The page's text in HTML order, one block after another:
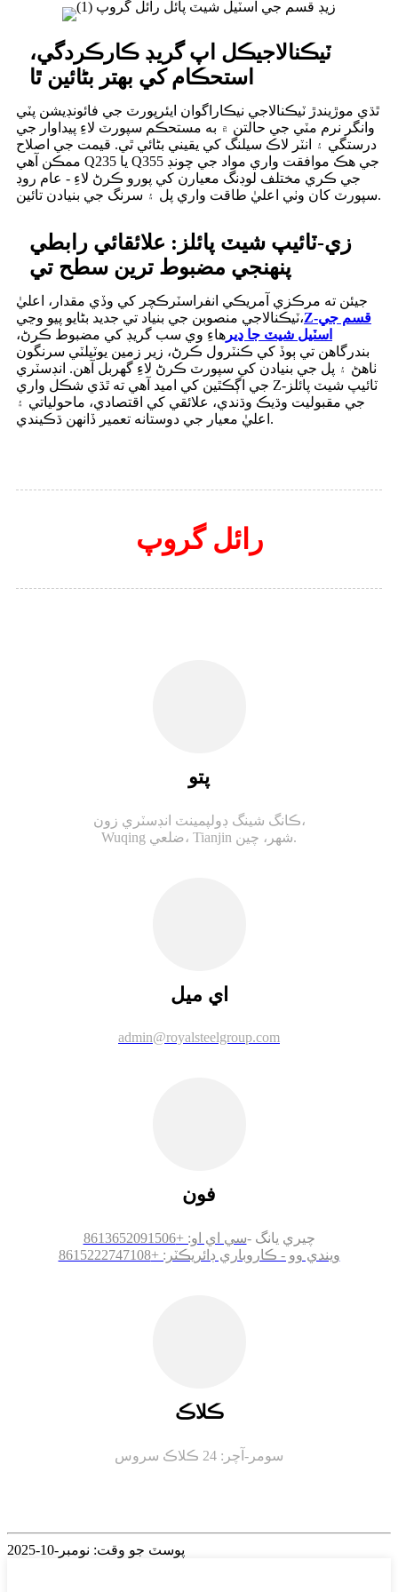
ٽيڪنالاجيڪل اپ گريڊ ڪارڪردگي،
استحڪام کي بهتر بڻائين ٿا
ٿڌي موڙيندڙ ٽيڪنالاجي نيڪاراگوان ايئرپورٽ جي فائونڊيشن پٽي
وانگر نرم مٽي جي حالتن ۾ به مستحڪم سپورٽ لاءِ پيداوار جي
درستگي ۽ انٽر لاڪ سيلنگ کي يقيني بڻائي ٿي. قيمت جي اصلاح
ممڪن آهي Q235 يا Q355 جي هڪ موافقت واري مواد جي چونڊ
جي ڪري مختلف لوڊنگ معيارن کي پورو ڪرڻ لاءِ - عام روڊ
سپورٽ کان وٺي اعليٰ طاقت واري پل ۽ سرنگ جي بنيادن تائين.
زي-ٽائيپ شيٽ پائلز: علائقائي رابطي
پنهنجي مضبوط ترين سطح تي
جيئن ته مرڪزي آمريڪي انفراسٽرڪچر کي وڏي مقدار، اعليٰ
ٽيڪنالاجي منصوبن جي بنياد تي جديد بڻايو پيو وڃي،Z-قسم جي
اسٽيل شيٽ جا ڍير هاءِ وي سب گريڊ کي مضبوط ڪرڻ،
بندرگاهن تي ٻوڏ کي ڪنٽرول ڪرڻ، زير زمين يوٽيلٽي سرنگون
ٺاهڻ ۽ پل جي بنيادن کي سپورٽ ڪرڻ لاءِ گهربل آهن. انڊسٽري
جي اڳڪٿين کي اميد آهي ته ٿڌي شڪل واري Z-ٽائيپ شيٽ پائلز
جي مقبوليت وڌيڪ وڌندي، علائقي کي اقتصادي، ماحولياتي ۽
اعليٰ معيار جي دوستانه تعمير ڏانهن ڌڪيندي.
رائل گروپ
پتو
ڪانگ شينگ ڊولپمينٽ انڊسٽري زون،
Wuqing ضلعي، Tianjin شهر، چين.
اي ميل
admin@royalsteelgroup.com
فون
چيري يانگ -سي اي او: +8613652091506
ويندي وو - ڪاروباري ڊائريڪٽر: +8615222747108
ڪلاڪ
سومر- آچر: 24 ڪلاڪ سروس
پوسٽ جو وقت: نومبر-10-2025